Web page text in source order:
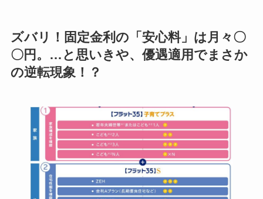
ズバリ！固定金利の「安心料」は月々〇
〇円。…と思いきや、優遇適用でまさか
の逆転現象！？